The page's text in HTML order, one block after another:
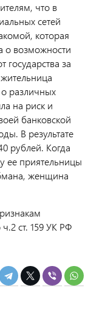
что в
сетей
которая
о возможности
за
различных
на риск и
банковской
В результате
рублей. Когда
ее приятельницы
женщина
ст. 159 УК РФ